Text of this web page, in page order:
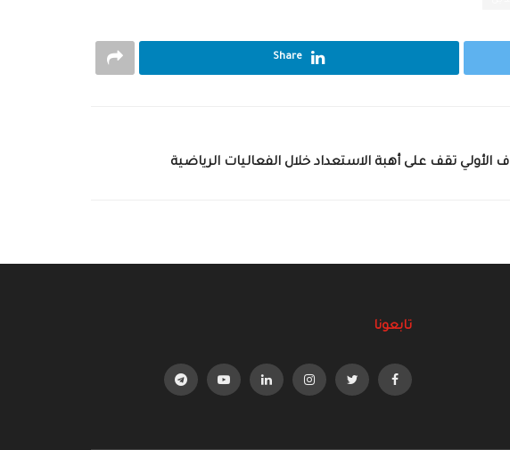
Share
الأولي تقف على أهبة الاستعداد خلال الفعاليات الرياضية
تابعونا